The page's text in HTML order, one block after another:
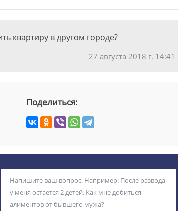
квартиру в другом городе?
27 августа 2018 г. 14:41
Поделиться: